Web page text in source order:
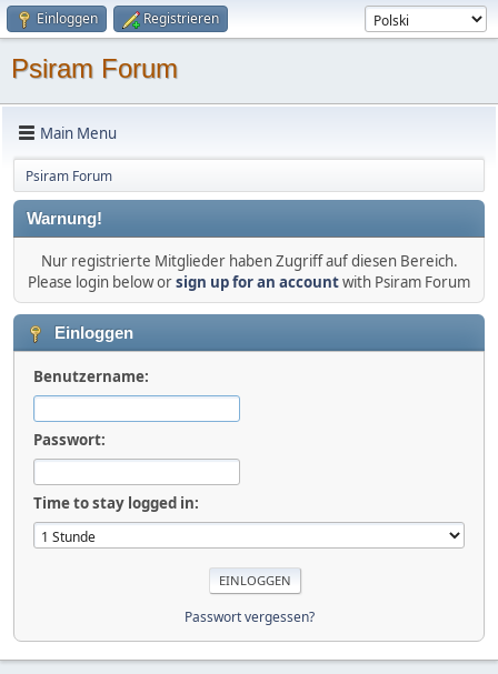
Einloggen Registrieren
Psiram Forum
Main Menu
Psiram Forum
Warnung!
Nur registrierte Mitglieder haben Zugriff auf diesen Bereich.
Please login below orsign up for an accountwith Psiram Forum
Einloggen
Benutzername:
Passwort:
Time to stay logged in:
Passwort vergessen?